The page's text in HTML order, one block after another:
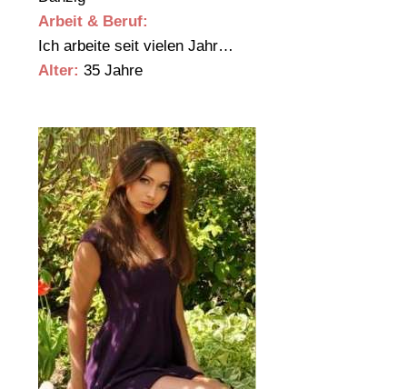
Arbeit & Beruf:
Ich arbeite seit vielen Jahr…
Alter: 35 Jahre